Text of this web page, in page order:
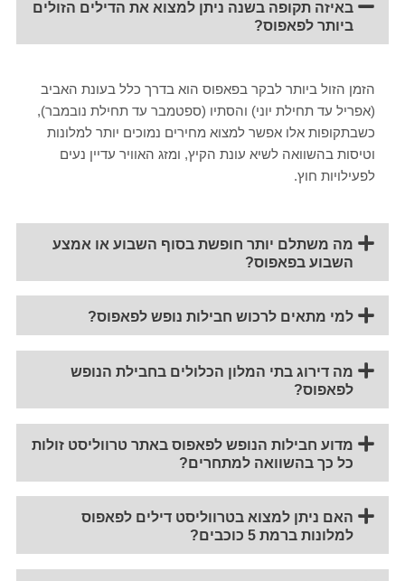
באיזה תקופה בשנה ניתן למצוא את הדילים הזולים
ביותר לפאפוס?
הזמן הזול ביותר לבקר בפאפוס הוא בדרך כלל בעונת האביב
(אפריל עד תחילת יוני) והסתיו (ספטמבר עד תחילת נובמבר),
כשבתקופות אלו אפשר למצוא מחירים נמוכים יותר למלונות
וטיסות בהשוואה לשיא עונת הקיץ, ומזג האוויר עדיין נעים
לפעילויות חוץ.
מה משתלם יותר חופשת בסוף השבוע או אמצע
השבוע בפאפוס?
למי מתאים לרכוש חבילות נופש לפאפוס?
מה דירוג בתי המלון הכלולים בחבילת הנופש
לפאפוס?
מדוע חבילות הנופש לפאפוס באתר טרווליסט זולות
כל כך בהשוואה למתחרים?
האם ניתן למצוא בטרווליסט דילים לפאפוס
למלונות ברמת 5 כוכבים?